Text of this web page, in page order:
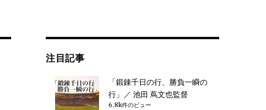
注目記事
「鍛錬千日の行、勝負一瞬の
行」／ 池田 蔦文也監督
6.8k件のビュー